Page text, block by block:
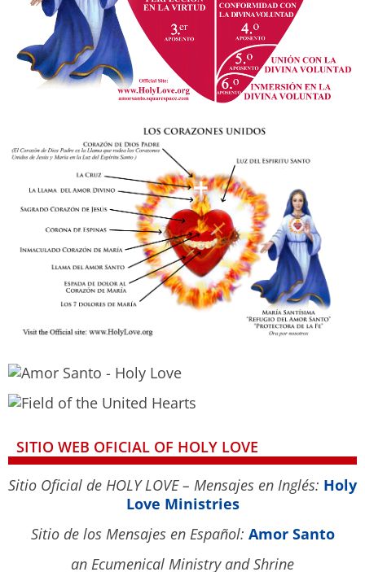
SITIO WEB OFICIAL OF HOLY LOVE
Sitio Oficial de HOLY LOVE – Mensajes en Inglés: Holy
Love Ministries
Sitio de los Mensajes en Español: Amor Santo
an Ecumenical Ministry and Shrine